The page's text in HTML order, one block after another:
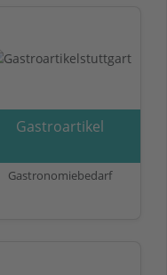
Gastroartikel
Gastronomiebedarf